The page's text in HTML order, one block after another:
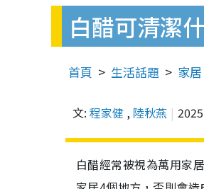
白醋可清潔
首頁 生活話題 家居
文: 程家健 , 陸秋燕
白醋經常被視為萬用家